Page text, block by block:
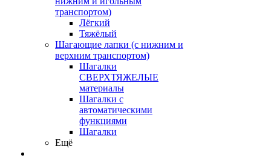
транспортом)
Лёгкий
Тяжёлый
Шагающие лапки (с нижним и
верхним транспортом)
Шагалки
СВЕРХТЯЖЕЛЫЕ
материалы
Шагалки с
автоматическими
функциями
Шагалки
Ещё